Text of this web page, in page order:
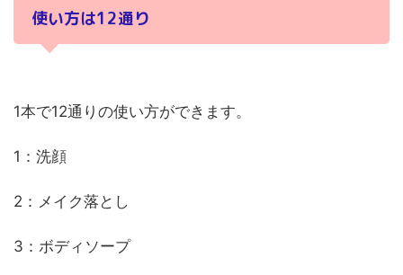
使い方は12通り
1本で12通りの使い方ができます。
1：洗顔
2：メイク落とし
3：ボディソープ